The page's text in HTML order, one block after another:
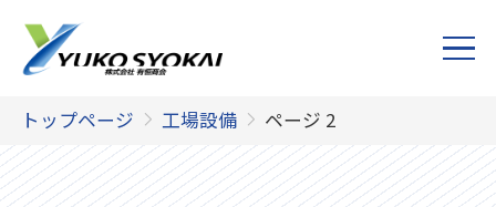
トップページ 工場設備 ページ 2